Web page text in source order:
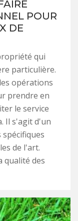
POUR
DE
qui
particulière.
opérations
prendre en
le service
Il s'agit d'un
de l'art.
qualité des